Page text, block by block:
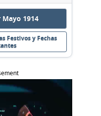
1914
Festivos y Fechas